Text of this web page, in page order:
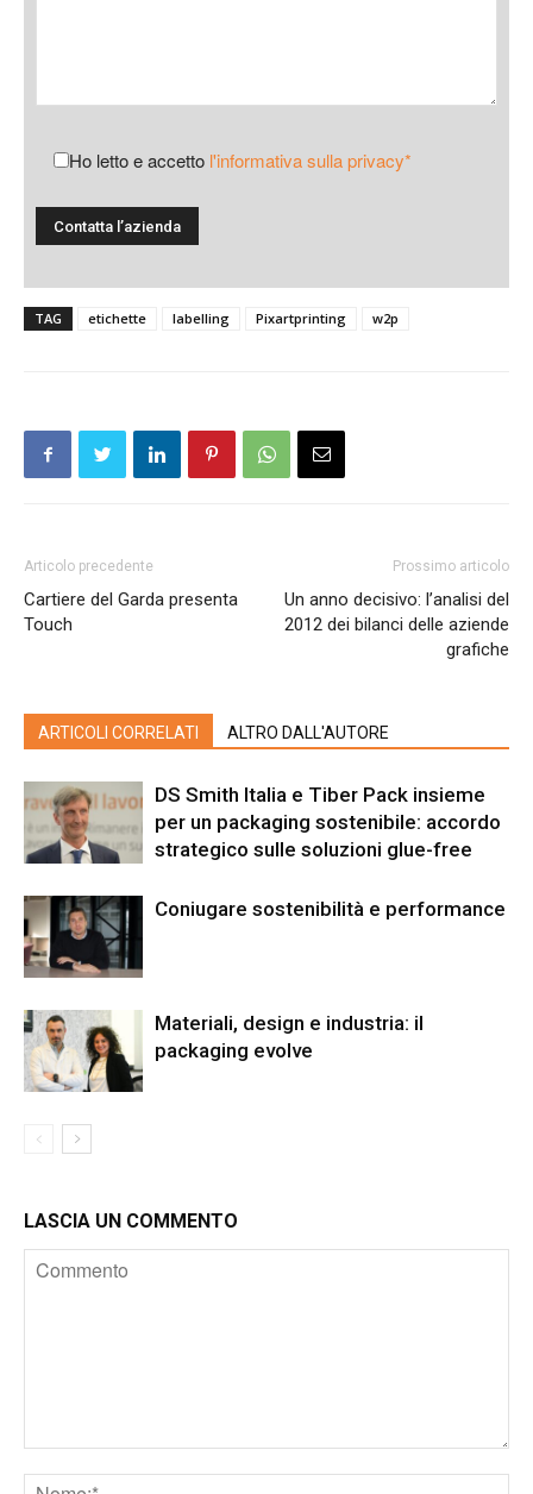
Ho letto e accetto l'informativa sulla privacy*
TAG etichette labelling Pixartprinting w2p
Articolo precedente
Cartiere del Garda presenta
Touch
Prossimo articolo
Un anno decisivo: l’analisi del
2012 dei bilanci delle aziende
grafiche
ARTICOLI CORRELATI ALTRO DALL'AUTORE
DS Smith Italia e Tiber Pack insieme
per un packaging sostenibile: accordo
strategico sulle soluzioni glue-free
Coniugare sostenibilità e performance
Materiali, design e industria: il
packaging evolve
LASCIA UN COMMENTO